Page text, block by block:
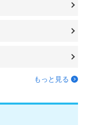
もっと見る